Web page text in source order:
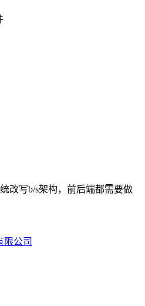
改写b/s架构，前后端都需要做
限公司